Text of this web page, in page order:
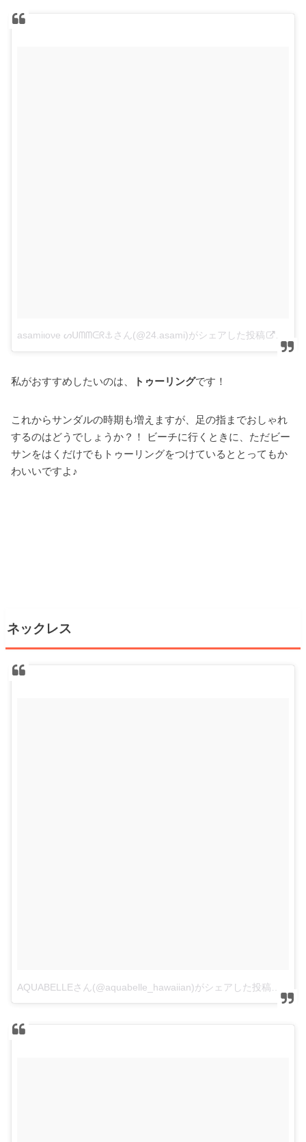
asamiιονe ᔕᑌᗰᗰᕮᖇ⚓︎さん(@24.asami)がシェアした投稿
私がおすすめしたいのは、 トゥーリングです！
これからサンダルの時期も増えますが、足の指までおしゃれ
するのはどうでしょうか？！ ビーチに行くときに、ただビー
サンをはくだけでもトゥーリングをつけているととってもか
わいいですよ♪
ネックレス